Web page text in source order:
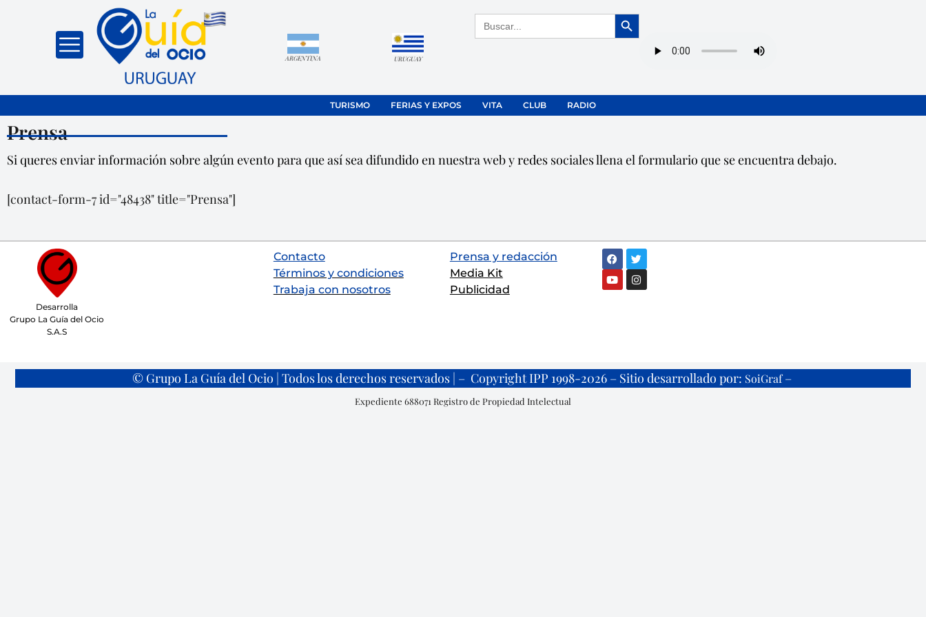
ARGENTINA URUGUAY
Buscar: Botón de búsqueda
TURISMO FERIAS Y EXPOS VITA CLUB RADIO
Prensa
Si queres enviar información sobre algún evento para que así sea difundido en nuestra web y redes sociales llena el formulario que se encuentra debajo.
[contact-form-7 id="48438" title="Prensa"]
Desarrolla
Grupo La Guía del Ocio
S.A.S
Contacto
Términos y condiciones
Trabaja con nosotros
Prensa y redacción
Media Kit
Publicidad
© Grupo La Guía del Ocio | Todos los derechos reservados | – Copyright IPP 1998-2026 – Sitio desarrollado por: SoiGraf–
Expediente 688071 Registro de Propiedad Intelectual